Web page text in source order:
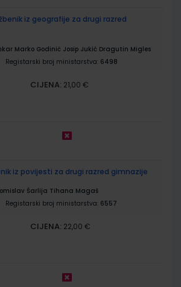
iz geografije za drugi razred
Marko Godinić Josip Jukić Dragutin Migles
Registarski broj ministarstva: 6498
CIJENA: 21,00 €
iz povijesti za drugi razred gimnazije
Šarlija Tihana Magaš
Registarski broj ministarstva: 6557
CIJENA: 22,00 €